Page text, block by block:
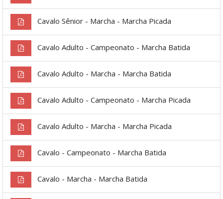
Cavalo Sênior - Marcha - Marcha Picada
Cavalo Adulto - Campeonato - Marcha Batida
Cavalo Adulto - Marcha - Marcha Batida
Cavalo Adulto - Campeonato - Marcha Picada
Cavalo Adulto - Marcha - Marcha Picada
Cavalo - Campeonato - Marcha Batida
Cavalo - Marcha - Marcha Batida